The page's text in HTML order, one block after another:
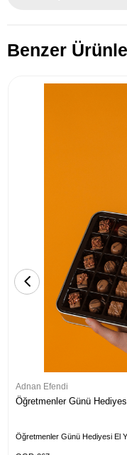
Benzer
Adnan Efendi
Öğretmenler Günü
Öğretmenler Günü Hediyesi El